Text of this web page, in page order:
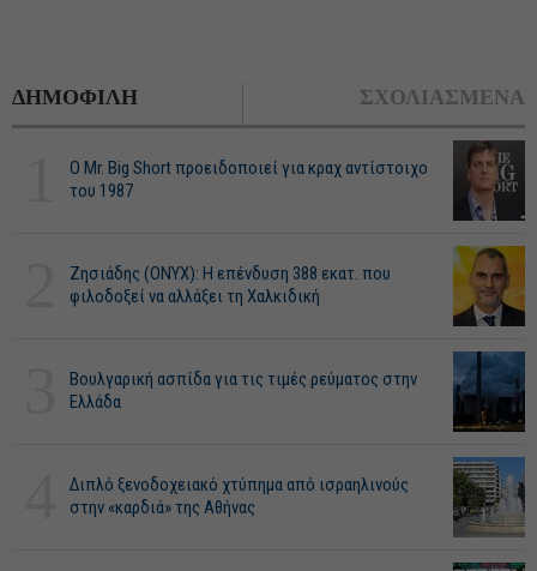
ΔΗΜΟΦΙΛΗ ΣΧΟΛΙΑΣΜΕΝΑ
O Mr. Big Short προειδοποιεί για κραχ αντίστοιχο
του 1987
Ζησιάδης (ONYX): Η επένδυση 388 εκατ. που
φιλοδοξεί να αλλάξει τη Χαλκιδική
Βουλγαρική ασπίδα για τις τιμές ρεύματος στην
Ελλάδα
Διπλό ξενοδοχειακό χτύπημα από ισραηλινούς
στην «καρδιά» της Αθήνας